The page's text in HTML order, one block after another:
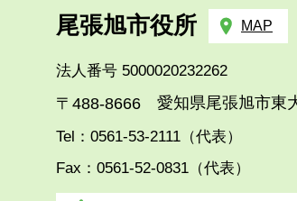
尾張旭市役所 MAP
法人番号 5000020232262
〒488-8666 愛知県尾張旭市東
Tel：0561-53-2111（代表）
Fax：0561-52-0831（代表）